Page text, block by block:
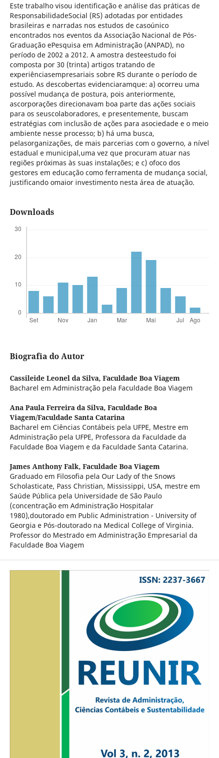
Este trabalho visou identificação e análise das práticas de
ResponsabilidadeSocial (RS) adotadas por entidades
brasileiras e narradas nos estudos de casoúnico
encontrados nos eventos da Associação Nacional de Pós-
Graduação ePesquisa em Administração (ANPAD), no
período de 2002 a 2012. A amostra desteestudo foi
composta por 30 (trinta) artigos tratando de
experiênciasempresariais sobre RS durante o período de
estudo. As descobertas evidenciaramque: a) ocorreu uma
possível mudança de postura, pois anteriormente,
ascorporações direcionavam boa parte das ações sociais
para os seuscolaboradores, e presentemente, buscam
estratégias com inclusão de ações para asociedade e o meio
ambiente nesse processo; b) há uma busca,
pelasorganizações, de mais parcerias com o governo, a nível
estadual e municipal,uma vez que procuram atuar nas
regiões próximas às suas instalações; e c) ofoco dos
gestores em educação como ferramenta de mudança social,
justificando omaior investimento nesta área de atuação.
Downloads
Biografia do Autor
Cassileide Leonel da Silva, Faculdade Boa Viagem
Bacharel em Administração pela Faculdade Boa Viagem
Ana Paula Ferreira da Silva, Faculdade Boa
Viagem/Faculdade Santa Catarina
Bacharel em Ciências Contábeis pela UFPE, Mestre em
Administração pela UFPE, Professora da Faculdade da
Faculdade Boa Viagem e da Faculdade Santa Catarina.
James Anthony Falk, Faculdade Boa Viagem
Graduado em Filosofia pela Our Lady of the Snows
Scholasticate, Pass Christian, Mississippi, USA, mestre em
Saúde Pública pela Universidade de São Paulo
(concentração em Administração Hospitalar
1980),doutorado em Public Administration - University of
Georgia e Pós-doutorado na Medical College of Virginia.
Professor do Mestrado em Administração Empresarial da
Faculdade Boa Viagem